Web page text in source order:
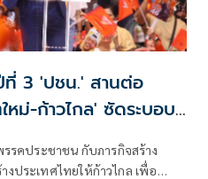
ที่ 3 'ปชน.' สานต่อ
หม่-ก้าวไกล' ซัดระบอบ
รคประชาชน กับภารกิจสร้าง
งประเทศไทยให้ก้าวไกล เพื่อ